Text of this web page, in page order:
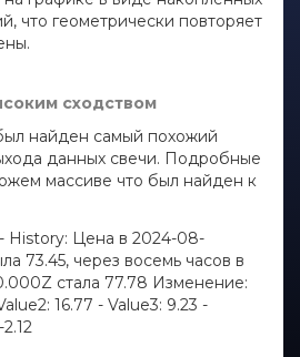
что геометрически повторяет
сходством
найден самый похожий
данных свечи. Подробные
массиве что был найден к
History: Цена в 2024-08-
73.45, через восемь часов в
стала 77.78 Изменение:
16.77 - Value3: 9.23 -